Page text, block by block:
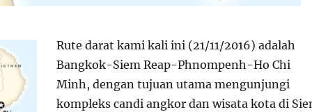
Rute darat kami kali ini (21/11/2016) adalah
Bangkok-Siem Reap-Phnompenh-Ho Chi
Minh, dengan tujuan utama mengunjungi
kompleks candi angkor dan wisata kota di